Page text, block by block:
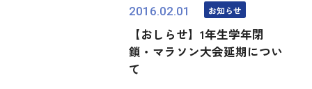
2016.02.01 お知らせ
【おしらせ】1年生学年閉
鎖・マラソン大会延期につい
て